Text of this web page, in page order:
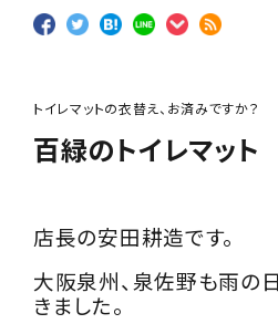
トイレマットの衣替え、お済みですか？
百緑のトイレマット
店長の安田耕造です。
大阪泉州、泉佐野も雨の
きました。